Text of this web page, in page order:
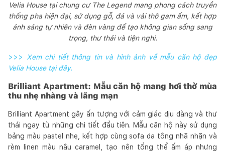
Velia House tại chung cư The Legend mang phong cách truyền
thống pha hiện đại, sử dụng gỗ, đá và vải thô gam ấm, kết hợp
ánh sáng tự nhiên và đèn vàng để tạo không gian sống sang
trọng, thư thái và tiện nghi.
>>>
Xem chi tiết thông tin và hình ảnh về mẫu căn hộ đẹp
Velia House tại đây.
Brilliant Apartment: Mẫu căn hộ mang hơi thở mùa
thu nhẹ nhàng và lãng mạn
Brilliant Apartment gây ấn tượng với cảm giác dịu dàng và thư
thái ngay từ những chi tiết đầu tiên. Mẫu căn hộ này sử dụng
bảng màu pastel nhẹ, kết hợp cùng sofa da tông nhã nhặn và
rèm linen màu nâu caramel, tạo nên tổng thể ấm áp nhưng